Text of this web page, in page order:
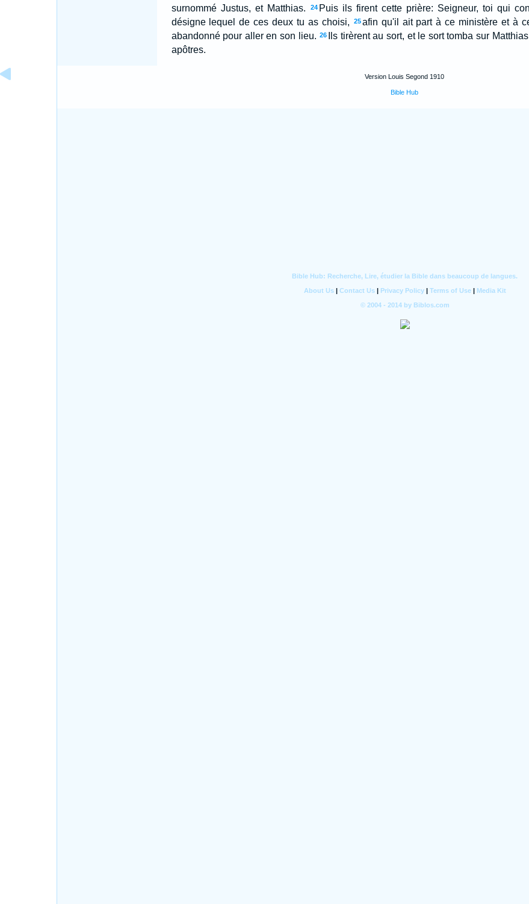
surnommé Justus, et Matthias.
24 Puis ils firent cette prière: Seigneur, toi qui
désigne lequel de ces deux tu as choisi,
25afin qu'il ait part à ce ministère et à
abandonné pour aller en son lieu. 26
Ils tirèrent au sort, et le sort tomba sur
apôtres.
Version Louis Segond 1910
Bible Hub